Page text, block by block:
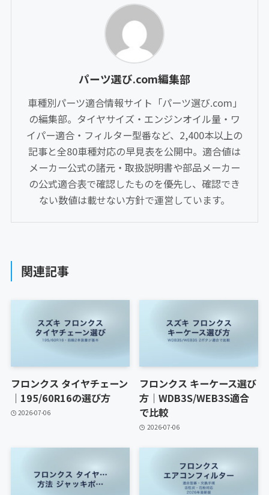
パーツ選び.com編集部
車種別パーツ適合情報サイト「パーツ選び.com」
の編集部。タイヤサイズ・エンジンオイル量・ワ
イパー適合・フィルター型番など、2,400本以上の
記事と全80車種対応の早見表を公開中。適合値は
メーカー公式の諸元・取扱説明書や部品メーカー
の公式適合表で確認したものを優先し、確認でき
ない数値は載せない方針で運営しています。
関連記事
フロンクス タイヤチェーン
｜195/60R16の選び方
2026-07-06
フロンクス キーケース選び
方｜WDB3S/WEB3S適合
で比較
2026-07-06